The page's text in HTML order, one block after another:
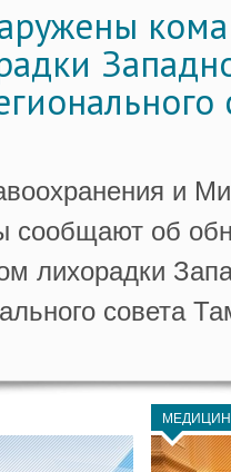
и
сообщают об
лихорадки
совета